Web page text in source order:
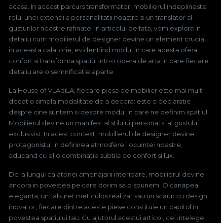
acasa. In aceast parcurs transformator, mobilierul indeplineste
rolul unei extensii a personalitatii noastre si un translator al
gusturilor noastre rafinate. In articolul de fata, vom explora in
detaliu cum mobilierul de designer devine un element crucial
in aceasta calatorie, evidentiind modul in care acesta ofera
confort si transforma spatiul intr-o opera de arta in care fiecare
detaliu are o semnificatie aparte.
La House of VLAdiLA, fiecare piesa de mobilier este mai mult
decat o simpla modalitate de a decora: este o declaratie
despre cine suntem si despre modul in care ne definim spatiul.
Mobilierul devine un manifest al stilului personal si al gustului
exclusivist. In acest context, mobilierul de designer devine
protagonistul in definirea atmosferei locuintei noastre,
aducand cu el o combinatie subtila de confort si lux.
De-a lungul calatoriei amenajarii interioare, mobilierul devine
ancora in povestea pe care dorim sa o spunem. O canapea
eleganta, un taburet meticulos realizat sau un scaun cu design
inovator, fiecare dintre aceste piese constituie un capitol in
povestea spatiului tau. Cu ajutorul acestui articol, cei intelege